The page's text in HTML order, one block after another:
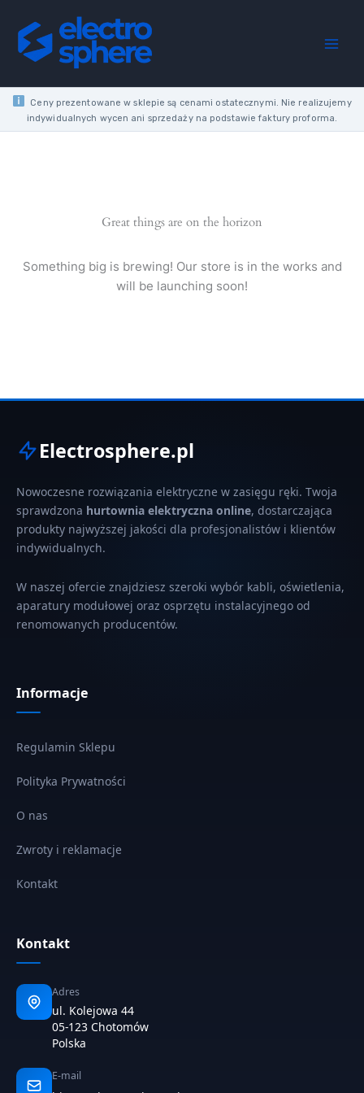
content
Ceny prezentowane w sklepie są cenami ostatecznymi. Nie realizujemy
indywidualnych wycen ani sprzedaży na podstawie faktury proforma.
Great things are on the horizon
Something big is brewing! Our store is in the works and
will be launching soon!
Electrosphere.pl
Nowoczesne rozwiązania elektryczne w zasięgu ręki. Twoja
sprawdzona hurtownia elektryczna online, dostarczająca
produkty najwyższej jakości dla profesjonalistów i klientów
indywidualnych.
W naszej ofercie znajdziesz szeroki wybór kabli, oświetlenia,
aparatury modułowej oraz osprzętu instalacyjnego od
renomowanych producentów.
Informacje
Regulamin Sklepu
Polityka Prywatności
O nas
Zwroty i reklamacje
Kontakt
Kontakt
Adres
ul. Kolejowa 44
05-123 Chotomów
Polska
E-mail
FRAME
3X
LINE